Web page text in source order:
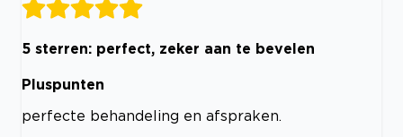
5 sterren: perfect, zeker aan te bevelen
Pluspunten
perfecte behandeling en afspraken.